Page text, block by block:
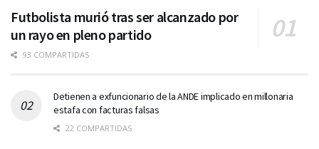
Futbolista murió tras ser alcanzado por
un rayo en pleno partido
93 COMPARTIDAS
Detienen a exfuncionario de la ANDE implicado en millonaria
estafa con facturas falsas
22 COMPARTIDAS